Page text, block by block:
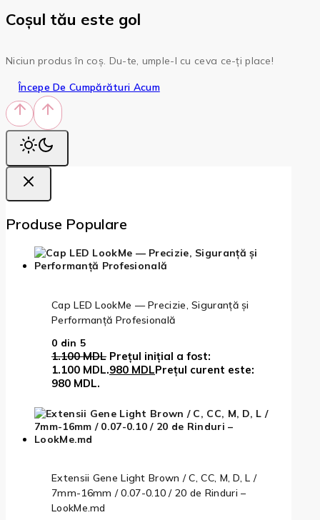
Coșul tău este gol
Niciun produs în coș. Du-te, umple-l cu ceva ce-ți place!
Începe De Cumpărături Acum
Produse Populare
Cap LED LookMe — Precizie, Siguranță și
Performanță Profesională
0 din 5
1.100MDL Prețul inițial a fost:
1.100 MDL.980 MDLPrețul curent este:
980 MDL.
Extensii Gene Light Brown / C, CC, M, D, L /
7mm-16mm / 0.07-0.10 / 20 de Rinduri –
LookMe.md